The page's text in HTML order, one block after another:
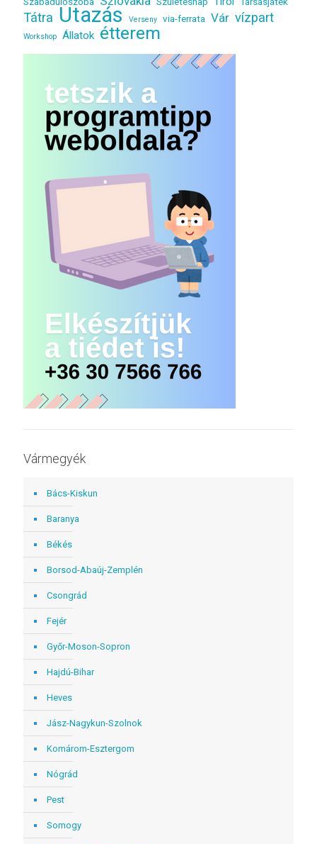
Tátra Utazás Verseny via-ferrata Vár vízpart
Workshop Állatok étterem
Vármegyék
Bács-Kiskun
Baranya
Békés
Borsod-Abaúj-Zemplén
Csongrád
Fejér
Győr-Moson-Sopron
Hajdú-Bihar
Heves
Jász-Nagykun-Szolnok
Komárom-Esztergom
Nógrád
Pest
Somogy